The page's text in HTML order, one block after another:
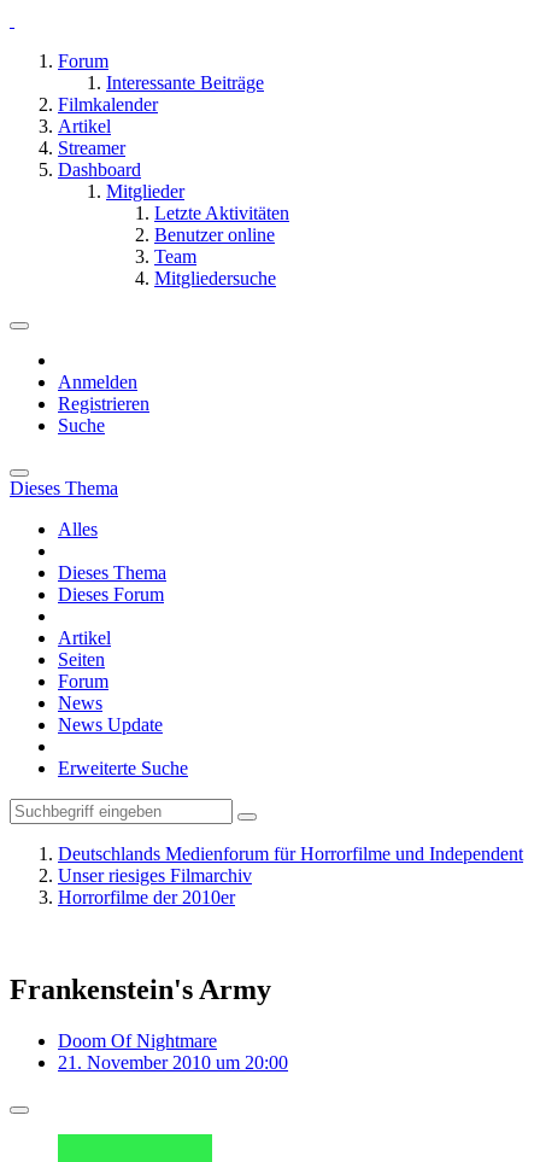
Forum
Interessante Beiträge
Filmkalender
Artikel
Streamer
Dashboard
Mitglieder
Letzte Aktivitäten
Benutzer online
Team
Mitgliedersuche
Anmelden
Registrieren
Suche
Dieses Thema
Alles
Dieses Thema
Dieses Forum
Artikel
Seiten
Forum
News
News Update
Erweiterte Suche
Deutschlands Medienforum für Horrorfilme und Independent
Unser riesiges Filmarchiv
Horrorfilme der 2010er
Frankenstein's Army
Doom Of Nightmare
21. November 2010 um 20:00